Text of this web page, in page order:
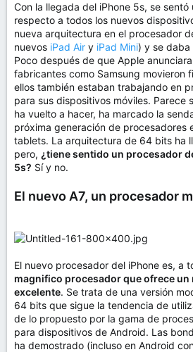
m
a
Con la llegada del iPhone 5s, se
respecto a todos los nuevos
nueva arquitectura en el procesador
nuevos iPad Air y iPad Mini) y se daba
Poco después de que Apple
fabricantes como Samsung movieron
ellos también estaban trabajando en
para sus dispositivos móviles. Parece
ha vuelto a hacer, ha marcado la
próxima generación de procesadores
tablets. La arquitectura de 64 bits ha
pero, ¿tiene sentido un procesador
5s? Sí y no.
El nuevo A7, un procesador
El nuevo procesador del iPhone es, a
magnifico procesador que ofrece un
excelente. Se trata de una versión
64 bits que sigue la tendencia de
de lo propuesto por la gama de
para dispositivos de Android. Las
ha demostrado (incluso en Android